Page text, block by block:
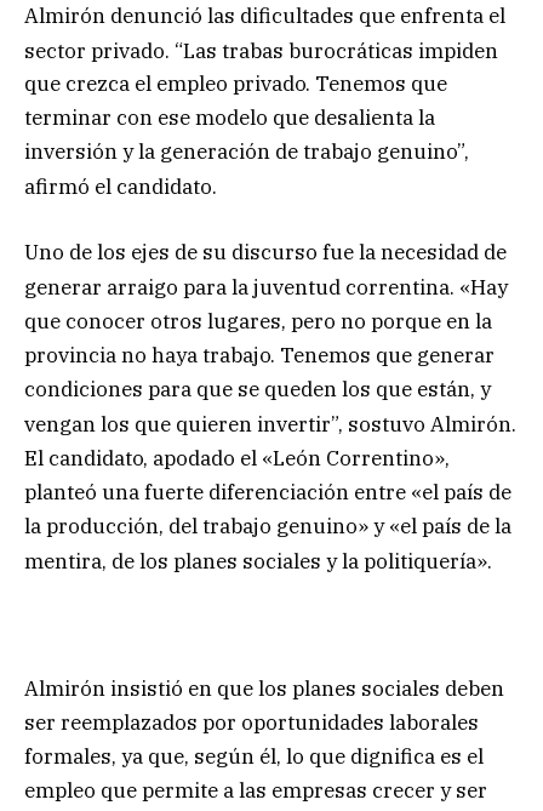
Almirón denunció las dificultades que enfrenta el
sector privado. “Las trabas burocráticas impiden
que crezca el empleo privado. Tenemos que
terminar con ese modelo que desalienta la
inversión y la generación de trabajo genuino”,
afirmó el candidato.
Uno de los ejes de su discurso fue la necesidad de
generar arraigo para la juventud correntina. «Hay
que conocer otros lugares, pero no porque en la
provincia no haya trabajo. Tenemos que generar
condiciones para que se queden los que están, y
vengan los que quieren invertir”, sostuvo Almirón.
El candidato, apodado el «León Correntino»,
planteó una fuerte diferenciación entre «el país de
la producción, del trabajo genuino» y «el país de la
mentira, de los planes sociales y la politiquería».
Almirón insistió en que los planes sociales deben
ser reemplazados por oportunidades laborales
formales, ya que, según él, lo que dignifica es el
empleo que permite a las empresas crecer y ser